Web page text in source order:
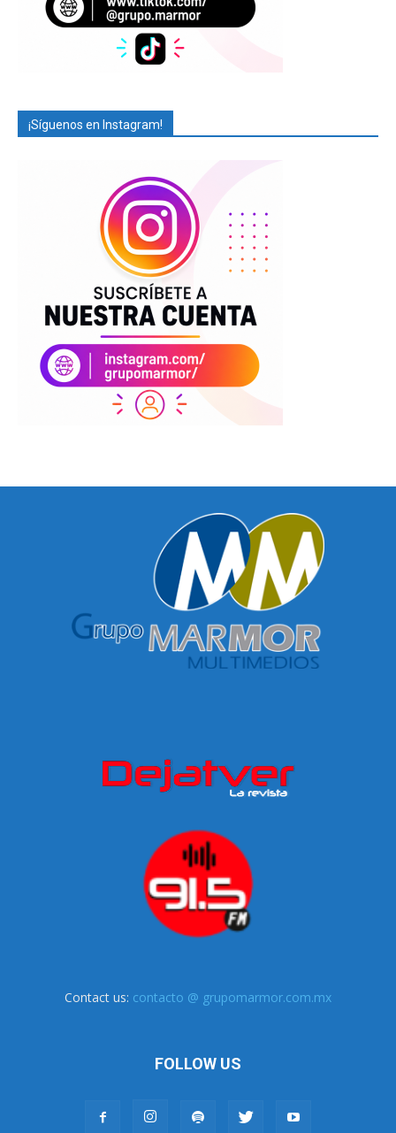
¡Síguenos en Instagram!
Contact us: contacto @ grupomarmor.com.mx
FOLLOW US